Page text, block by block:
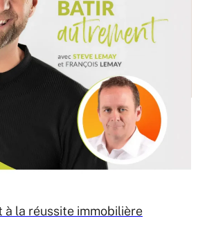
à la réussite immobilière